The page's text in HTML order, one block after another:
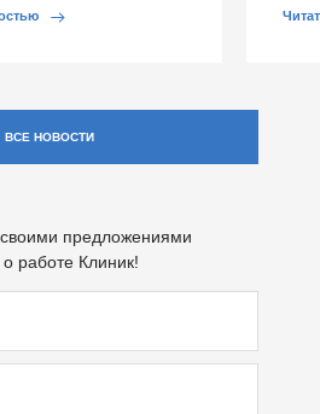
ВСЕ НОВОСТИ
предложениями
работе Клиник!